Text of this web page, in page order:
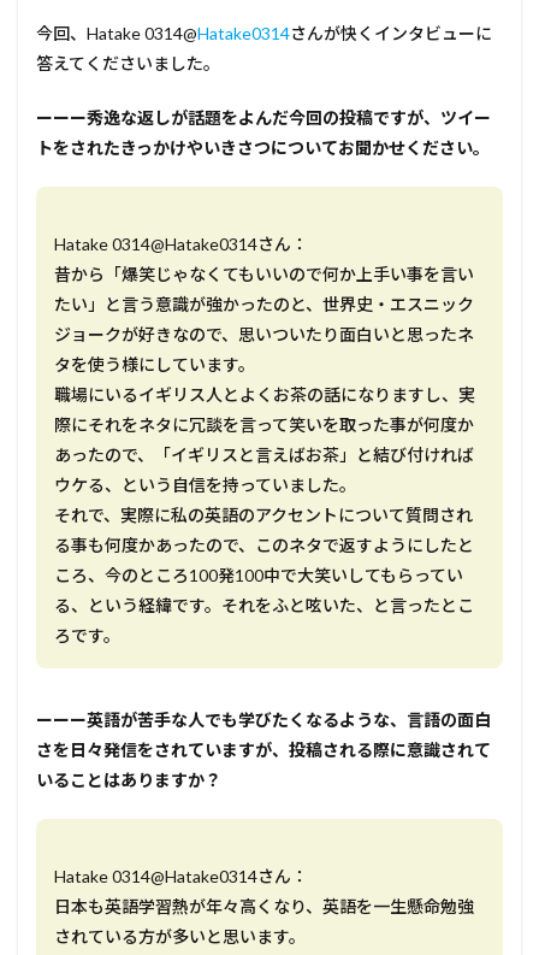
今回、Hatake 0314@Hatake0314さんが快くインタビューに
答えてくださいました。
ーーー秀逸な返しが話題をよんだ今回の投稿ですが、ツイー
トをされたきっかけやいきさつについてお聞かせください。
Hatake 0314@Hatake0314さん：
昔から「爆笑じゃなくてもいいので何か上手い事を言い
たい」と言う意識が強かったのと、世界史・エスニック
ジョークが好きなので、思いついたり面白いと思ったネ
タを使う様にしています。
職場にいるイギリス人とよくお茶の話になりますし、実
際にそれをネタに冗談を言って笑いを取った事が何度か
あったので、「イギリスと言えばお茶」と結び付ければ
ウケる、という自信を持っていました。
それで、実際に私の英語のアクセントについて質問され
る事も何度かあったので、このネタで返すようにしたと
ころ、今のところ100発100中で大笑いしてもらってい
る、という経緯です。それをふと呟いた、と言ったとこ
ろです。
ーーー英語が苦手な人でも学びたくなるような、言語の面白
さを日々発信をされていますが、投稿される際に意識されて
いることはありますか？
Hatake 0314@Hatake0314さん：
日本も英語学習熱が年々高くなり、英語を一生懸命勉強
されている方が多いと思います。